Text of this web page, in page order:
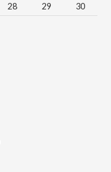
28 29 30